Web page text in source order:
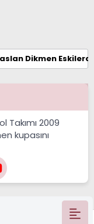
Dikmen
Takımı 2009
kupasını